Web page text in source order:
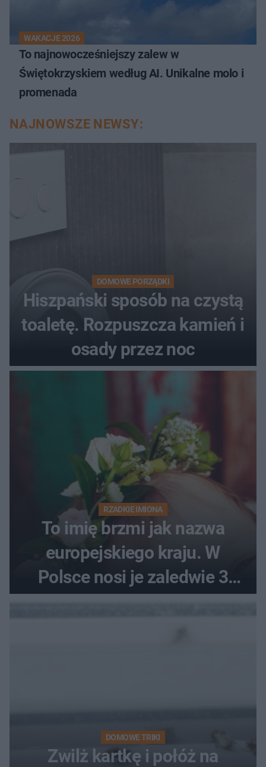
WAKACJE 2026
To najnowocześniejszy zalew w
Świętokrzyskiem według AI. Unikalne molo i
promenada
NAJNOWSZE NEWSY:
DOMOWE PORZĄDKI
Hiszpański sposób na czystą
toaletę. Rozpuszcza kamień i
osady przez noc
RZADKIE IMIONA
To imię brzmi jak nazwa
europejskiego kraju. W
Polsce nosi je zaledwie 3
kobiety
DOMOWE TRIKI
Zwilż kartkę i połóż na